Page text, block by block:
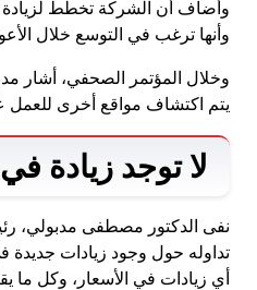
وأضاف أن الشركة تخطط لزيادة
وأنها ترغب في التوسع خلال
وخلال المؤتمر الصحفي، أشار
يتم اكتشاف مواقع أخرى للعمل
لا توجد زيادة في
نفى الدكتور مصطفى مدبولي،
تداوله حول وجود زيادات جديدة
أي زيادات في الأسعار، وكل ما